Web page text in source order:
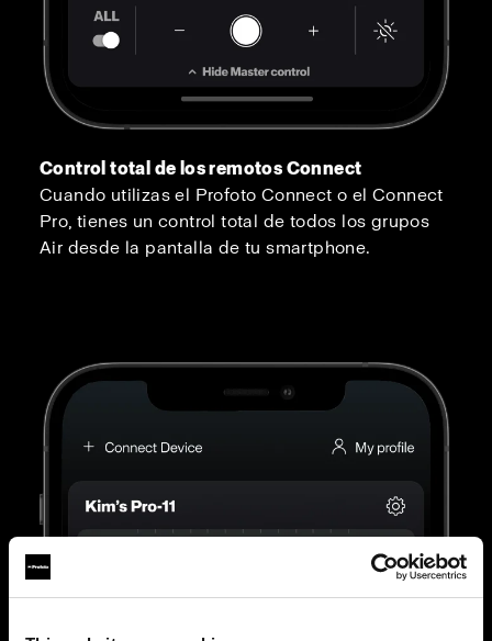
Control total de los remotos Connect
Cuando utilizas el Profoto Connect o el Connect
Pro, tienes un control total de todos los grupos
Air desde la pantalla de tu smartphone.